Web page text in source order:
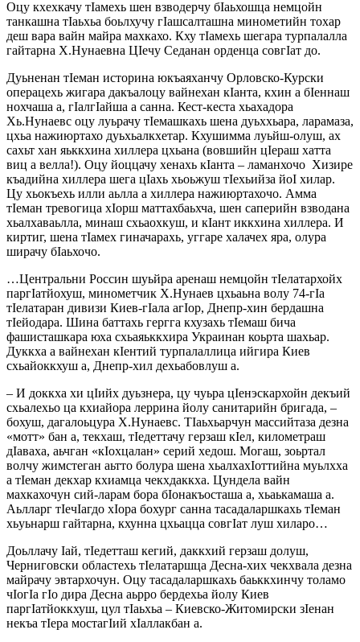
Оцу кхехкачу тIамехь шен взводерчу бIаьхошца немцойн
танкашна тIаьхьа боьлхучу гIашсалташна минометийн тохар
деш вара вайн майра махкахо. Кху тIамехь шегара турпалалла
гайтарна Х.Нунаевна ЦIечу Седанан орденца совгIат до.
Дуьненан тIеман историна юкъаяханчу Орловско-Курски
операцехь жигара дакъалоцу вайнехан кIанта, кхин а бIеннаш
нохчаша а, гIалгIайша а санна. Кест-кеста хьахадора
Хь.Нунаевс оцу луьрачу тIемашкахь шена дуьххьара, ларамаза,
цхьа нажиюртахо дуьхьалкхетар. Кхушимма луьйш-олуш, ах
сахьт хан яьккхина хиллера цхьана (вовшийн цIераш хатта
виц а велла!). Оцу йоццачу хенахь кIанта – ламанхочо Хизире
къадийна хиллера шега цIахь хьоьжуш тIехьийза йоI хилар.
Цу хьокъехь илли аьлла а хиллера нажиюртахочо. Амма
тIеман тревогица хIорш маттахбаьхча, шен саперийн взводана
хьалхаваьлла, минаш схьаохкуш, и кIант иккхина хиллера. И
киртиг, шена тIамех гиначарахь, уггаре халачех яра, олура
ширачу бIаьхочо.
…Центральни Россин шуьйра аренаш немцойн тIелатархойх
паргIатйохуш, минометчик Х.Нунаев цхьаьна волу 74-гIа
тIелатаран дивизи Киев-гIала агIор, Днепр-хин бердашна
тIейодара. Шина баттахь гергга кхузахь тIемаш бича
фашисташкара юха схьаяьккхира Украинан коьрта шахьар.
Дуккха а вайнехан кIентий турпалаллица ийгира Киев
схьайоккхуш а, Днепр-хил дехьабовлуш а.
– И доккха хи цIийх дуьзнера, цу чуьра цIенэскархойн декъий
схьалехьо ца кхиайора леррина йолу санитарийн бригада, –
бохуш, дагалоьцура Х.Нунаевс. ТIаьхьарчун массийтаза дезна
«мотт» бан а, текхаш, тIедеттачу герзаш кIел, километраш
дIаваха, аьчган «кIохцалан» серий хедош. Могаш, зоьртал
волчу жимстеган аьтто болура шена хьалхахIоттийна муьлхха
а тIеман декхар кхиамца чекхдаккха. Цундела вайн
махкахочун сий-ларам бора бIонакъосташа а, хьаькамаша а.
Аьлларг тIечIагдо хIора бохург санна тасадаларшкахь тIеман
хьуьнарш гайтарна, кхунна цхьацца совгIат луш хиларо…
Доьллачу Iай, тIедетташ кегий, даккхий герзаш долуш,
Черниговски областехь тIелатаршца Десна-хих чекхвала дезна
майрачу эвтархочун. Оцу тасадаларшкахь баьккхинчу толамо
чIогIа гIо дира Десна аьрро бердехьа йолу Киев
паргIатйоккхуш, цул тIаьхьа – Киевско-Житомирски зIенан
некъа тIера мостагIий хIаллакбан а.